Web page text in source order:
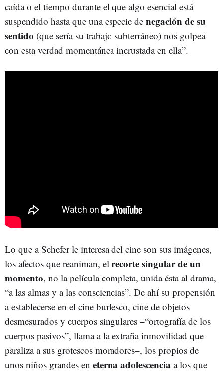
caída o el tiempo durante el que algo esencial está
suspendido hasta que una especie de negación de su
sentido (que sería su trabajo subterráneo) nos golpea
con esta verdad momentánea incrustada en ella”.
Lo que a Schefer le interesa del cine son sus imágenes,
los afectos que reaniman, el recorte singular de un
momento, no la película completa, unida ésta al drama,
“a las almas y a las consciencias”. De ahí su propensión
a establecerse en el cine burlesco, cine de objetos
desmesurados y cuerpos singulares –“ortografía de los
cuerpos pasivos”, llama a la extraña inmovilidad que
paraliza a sus grotescos moradores–, los propios de
unos niños grandes en eterna adolescencia a los que